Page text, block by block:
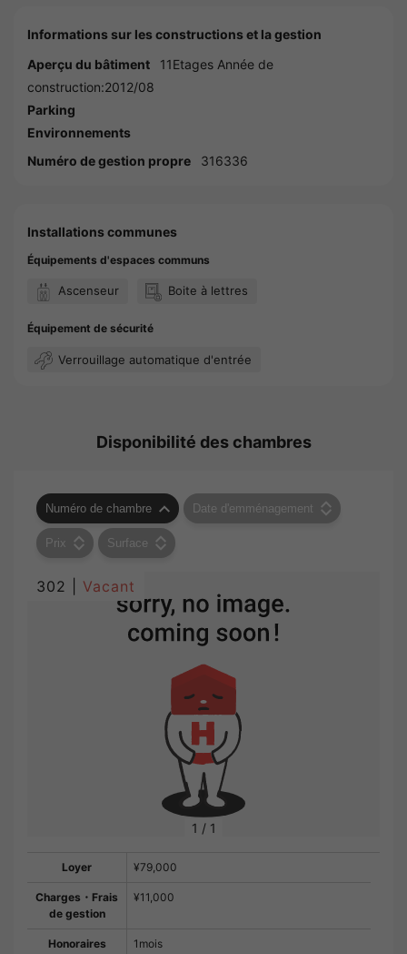
Informations sur les constructions et la gestion
Aperçu du bâtiment
11Etages Année de
construction:2012/08
Parking
Environnements
Numéro de gestion propre
316336
Installations communes
Équipements d'espaces communs
Ascenseur Boite à lettres
Équipement de sécurité
Verrouillage automatique d'entrée
Disponibilité des chambres
Numéro de chambre Date d'emménagement
Prix Surface
302 | Vacant
1 / 1
Loyer ¥79,000
Charges・Frais
de gestion
¥11,000
Honoraires 1mois